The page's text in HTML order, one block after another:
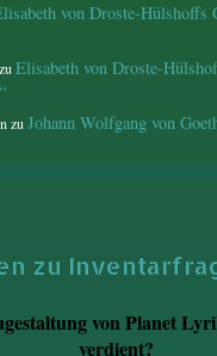
von Droste-Hülshoffs
Elisabeth von Droste-
zu Johann Wolfgang von
zu
von Planet
verdient?